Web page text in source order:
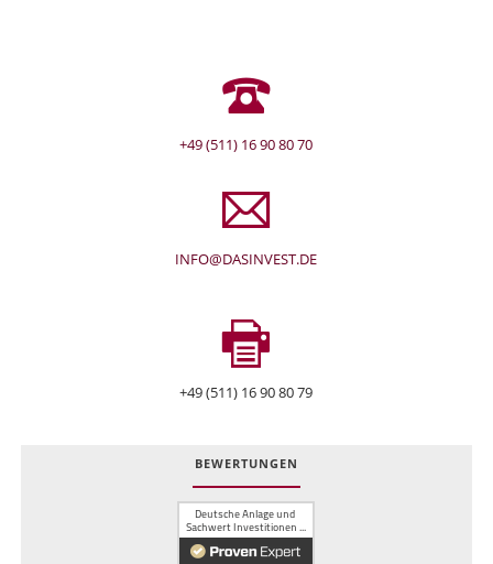
+49 (511) 16 90 80 70
INFO@DASINVEST.DE
+49 (511) 16 90 80 79
BEWERTUNGEN